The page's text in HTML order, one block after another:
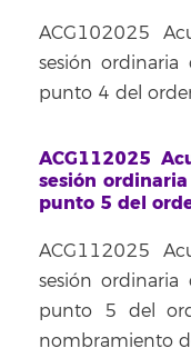
ACG102025
sesión
punto 4 del
ACG112025
sesión
punto 5 del
ACG112025
sesión
punto 5 del
nombramiento